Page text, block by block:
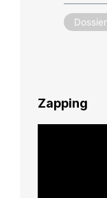
Dossier
Zapping